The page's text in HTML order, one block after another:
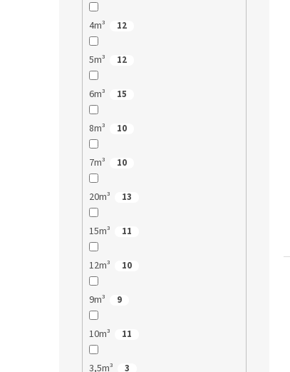
4m³ 12
5m³ 12
6m³ 15
8m³ 10
7m³ 10
20m³ 13
15m³ 11
12m³ 10
9m³ 9
10m³ 11
3,5m³ 3